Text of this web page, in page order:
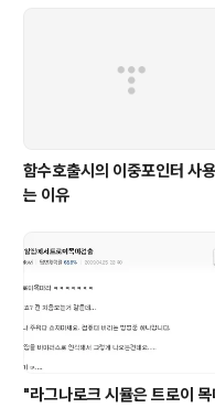
함수호출시의 이중포인터 사
는 이유
"라그나로크 시뮬은 트로이